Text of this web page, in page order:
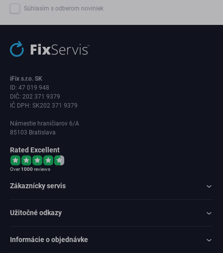
Súhlasím s odberom noviniek
iFix s.r.o. SK
ID: 47 019 948
DIČ: 202 371 9379
IČ DPH: SK202 371 9379
Námestie hraničiarov 6/A
85103 Bratislava
Rated Excellent
Over1000reviews
Zákaznícky servis
Užitočné odkazy
Informácie o objednávke